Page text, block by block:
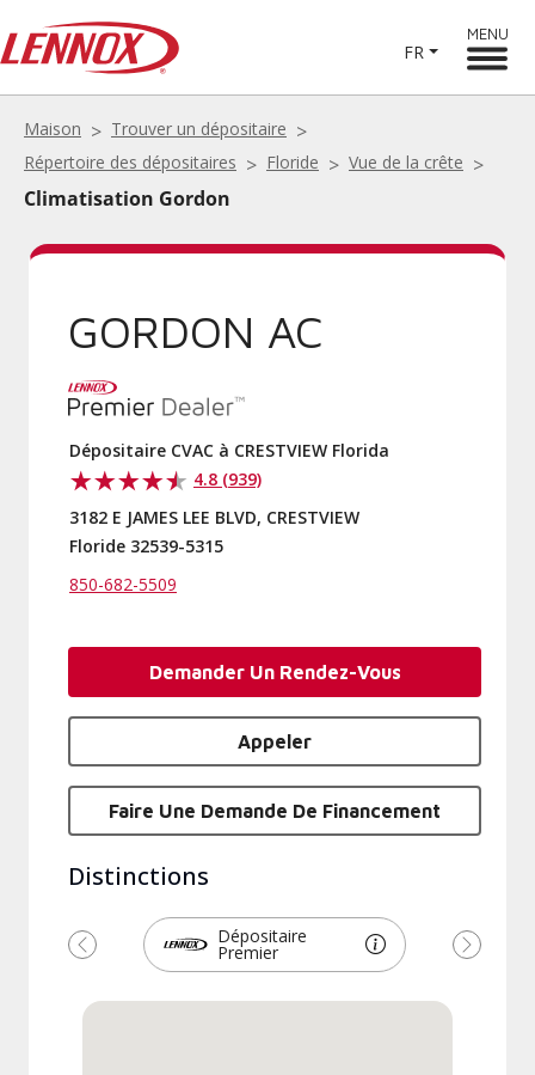
FR
MENU
Maison
Trouver un dépositaire
Répertoire des dépositaires
Floride Vue de la crête
Climatisation Gordon
GORDON AC
Dépositaire CVAC à CRESTVIEW Florida
4.8 (939)
3182 E JAMES LEE BLVD, CRESTVIEW
Floride 32539-5315
850-682-5509
Demander Un Rendez-Vous
Appeler
Faire Une Demande De Financement
Distinctions
Dépositaire
Premier
Précédent Suivant